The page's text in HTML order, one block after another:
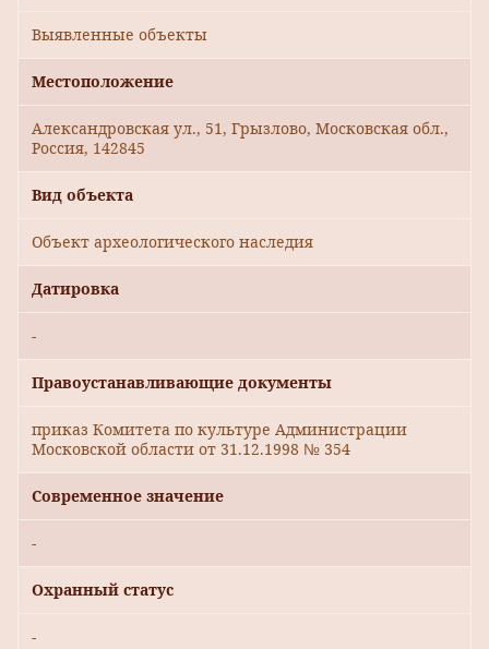
Выявленные объекты
Местоположение
Александровская ул., 51, Грызлово, Московская обл.,
Россия, 142845
Вид объекта
Объект археологического наследия
Датировка
-
Правоустанавливающие документы
приказ Комитета по культуре Администрации
Московской области от 31.12.1998 № 354
Современное значение
-
Охранный статус
-